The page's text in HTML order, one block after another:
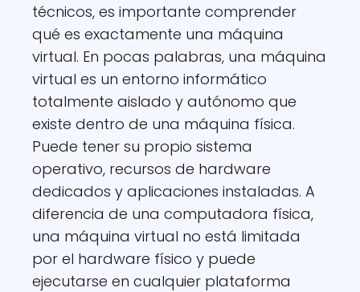
técnicos, es importante comprender
qué es exactamente una máquina
virtual. En pocas palabras, una máquina
virtual es un entorno informático
totalmente aislado y autónomo que
existe dentro de una máquina física.
Puede tener su propio sistema
operativo, recursos de hardware
dedicados y aplicaciones instaladas. A
diferencia de una computadora física,
una máquina virtual no está limitada
por el hardware físico y puede
ejecutarse en cualquier plataforma